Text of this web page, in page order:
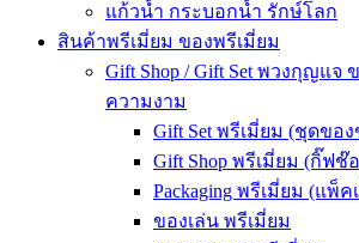
แก้วน้ำ กระบอกน้ำ รักษ์โลก
สินค้าพรีเมี่ยม ของพรีเมี่ยม
Gift Shop / Gift Set พวงกุญแจ
ความงาม
Gift Set พรีเมี่ยม (ชุดขอ
Gift Shop พรีเมี่ยม (กิ๊ฟช๊
Packaging พรีเมี่ยม (แพ็ค
ของเล่น พรีเมี่ยม